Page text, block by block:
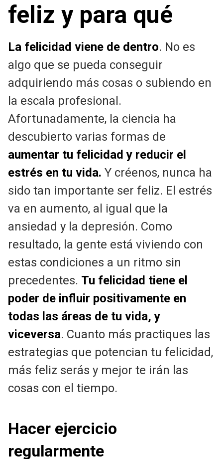
feliz y para qué
La felicidad viene de dentro. No es
algo que se pueda conseguir
adquiriendo más cosas o subiendo en
la escala profesional.
Afortunadamente, la ciencia ha
descubierto varias formas de
aumentar tu felicidad y reducir el
estrés en tu vida. Y créenos, nunca ha
sido tan importante ser feliz. El estrés
va en aumento, al igual que la
ansiedad y la depresión. Como
resultado, la gente está viviendo con
estas condiciones a un ritmo sin
precedentes. Tu felicidad tiene el
poder de influir positivamente en
todas las áreas de tu vida, y
viceversa. Cuanto más practiques las
estrategias que potencian tu felicidad,
más feliz serás y mejor te irán las
cosas con el tiempo.
Hacer ejercicio
regularmente